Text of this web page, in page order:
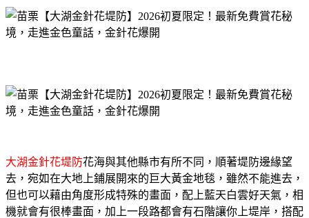
大湖金針花堤防花海與其他縣市有所不同，順著堤防邊緣望
去，宛如在大地上鋪展開來的巨大黃金地毯，雖然不能進去，
但也可以藉由角度形成特殊的畫面，配上藍天白雲好天氣，相
機就會有很棒畫面，加上一段路都會有石階讓你上堤岸，搭配